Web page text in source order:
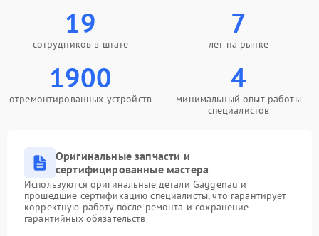
19
сотрудников в штате
7
лет на рынке
1900
отремонтированных устройств
4
минимальный опыт работы
специалистов
Оригинальные запчасти и
сертифицированные мастера
Используются оригинальные детали Gaggenau и
прошедшие сертификацию специалисты, что гарантирует
корректную работу после ремонта и сохранение
гарантийных обязательств